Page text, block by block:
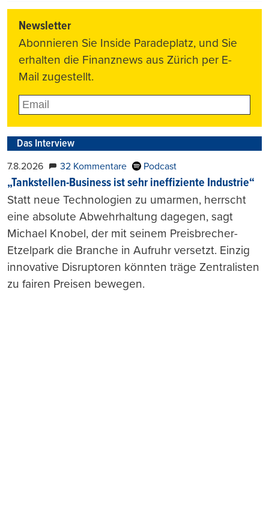
Newsletter
Abonnieren Sie Inside Paradeplatz, und Sie
erhalten die Finanznews aus Zürich per E-
Mail zugestellt.
Das Interview
7.8.2026 32 Kommentare Podcast
„Tankstellen-Business ist sehr ineffiziente Industrie“
Statt neue Technologien zu umarmen, herrscht
eine absolute Abwehrhaltung dagegen, sagt
Michael Knobel, der mit seinem Preisbrecher-
Etzelpark die Branche in Aufruhr versetzt. Einzig
innovative Disruptoren könnten träge Zentralisten
zu fairen Preisen bewegen.